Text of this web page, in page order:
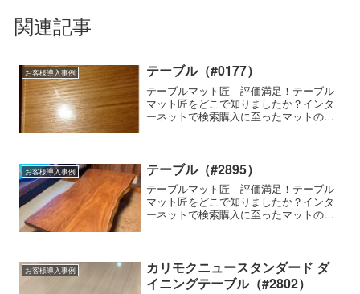
関連記事
お客様導入事例 テーブル（#0177）
テーブルマット匠 評価満足！テーブル
マット匠をどこで知りましたか？インタ
ーネットで検索購入に至ったマットの特
の使用感はいかがで...
お客様導入事例 テーブル（#2895）
テーブルマット匠 評価満足！テーブル
マット匠をどこで知りましたか？インタ
ーネットで検索購入に至ったマットの特
いかがですかテーブルに...
お客様導入事例
カリモクニュースタンダード ダ
イニングテーブル（#2802）